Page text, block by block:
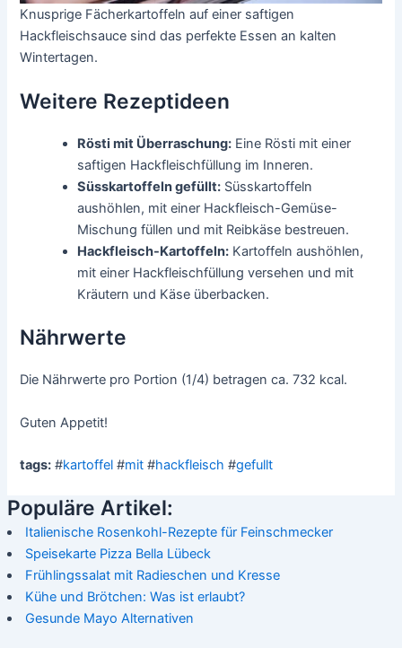
Knusprige Fächerkartoffeln auf einer saftigen
Hackfleischsauce sind das perfekte Essen an kalten
Wintertagen.
Weitere Rezeptideen
Rösti mit Überraschung: Eine Rösti mit einer
saftigen Hackfleischfüllung im Inneren.
Süsskartoffeln gefüllt: Süsskartoffeln
aushöhlen, mit einer Hackfleisch-Gemüse-
Mischung füllen und mit Reibkäse bestreuen.
Hackfleisch-Kartoffeln: Kartoffeln aushöhlen,
mit einer Hackfleischfüllung versehen und mit
Kräutern und Käse überbacken.
Nährwerte
Die Nährwerte pro Portion (1/4) betragen ca. 732 kcal.
Guten Appetit!
tags: #kartoffel #mit #hackfleisch #gefullt
Populäre Artikel:
Italienische Rosenkohl-Rezepte für Feinschmecker
Speisekarte Pizza Bella Lübeck
Frühlingssalat mit Radieschen und Kresse
Kühe und Brötchen: Was ist erlaubt?
Gesunde Mayo Alternativen